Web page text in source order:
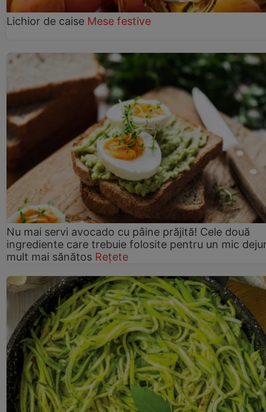
Lichior de caise Mese festive
Nu mai servi avocado cu pâine prăjită! Cele două
ingrediente care trebuie folosite pentru un mic
mult mai sănătos Rețete